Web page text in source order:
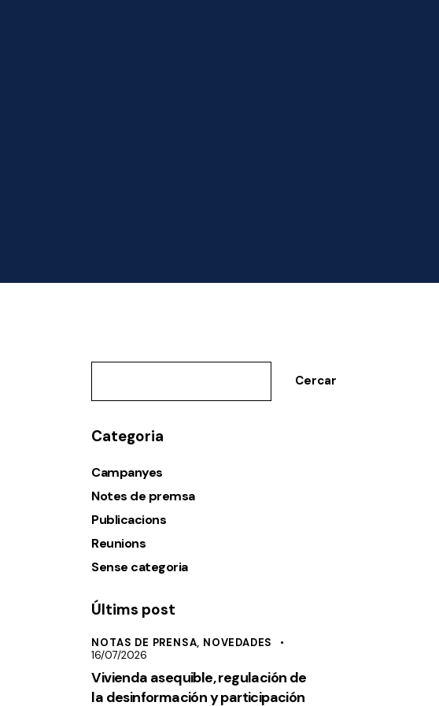
Cercar
Categoria
Campanyes
Notes de premsa
Publicacions
Reunions
Sense categoria
Últims post
NOTAS DE PRENSA, NOVEDADES
16/07/2026
Vivienda asequible, regulación de
la desinformación y participación